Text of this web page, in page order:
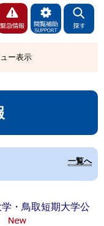
ー表示
一覧へ
・鳥取短期大学公